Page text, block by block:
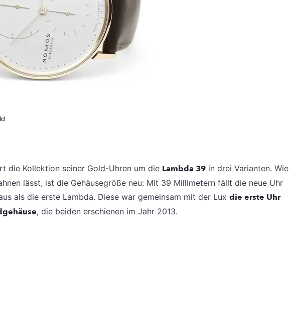
die Kollektion seiner Gold-Uhren um die Lambda 39 in drei Varianten. Wie
lässt, ist die Gehäusegröße neu: Mit 39 Millimetern fällt die neue Uhr
als die erste Lambda. Diese war gemeinsam mit der Lux die erste Uhr
, die beiden erschienen im Jahr 2013.